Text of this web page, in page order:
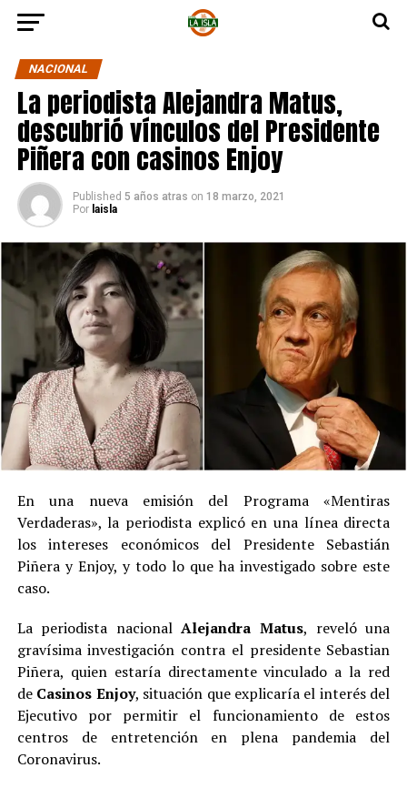
NACIONAL
La periodista Alejandra Matus,
descubrió vínculos del Presidente
Piñera con casinos Enjoy
Published 5 años atras on 18 marzo, 2021
Por laisla
En una nueva emisión del Programa «Mentiras
Verdaderas», la periodista explicó en una línea directa
los intereses económicos del Presidente Sebastián
Piñera y Enjoy, y todo lo que ha investigado sobre este
caso.
La periodista nacionalAlejandra Matus, reveló una
gravísima investigación contra el presidente Sebastian
Piñera, quien estaría directamente vinculado a la red
de Casinos Enjoy, situación que explicaría el interés del
Ejecutivo por permitir el funcionamiento de estos
centros de entretención en plena pandemia del
Coronavirus.